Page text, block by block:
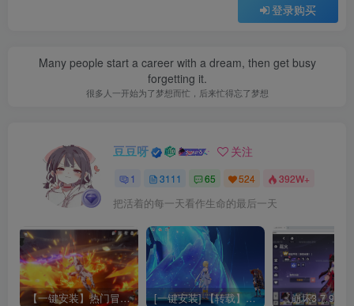
登录购买
Many people start a career with a dream, then get busy
forgetting it.
很多人一开始为了梦想而忙，后来忙得忘了梦想
豆豆呀 关注
1 3111 65 524 392W+
把活着的每一天看作生命的最后一天
【一键安装】热门冒险策略类游戏崩坏：星穹铁道全新2.3版本一键端+一键代理+一键启动+免虚拟机 [一键安装] 【转载】原神3.4真端服务端+源码+配套客户端+详尽说明+GM工具+源码说明文件